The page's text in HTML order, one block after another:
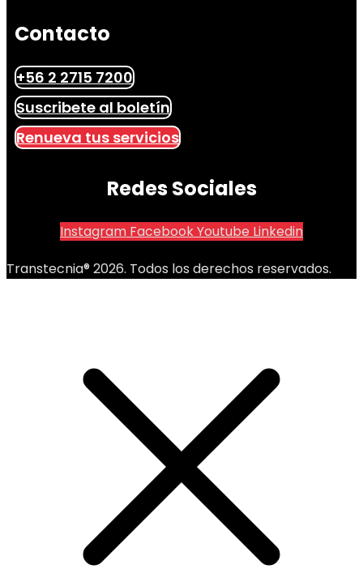
Contacto
+56 2 2715 7200
Suscribete al boletín
Renueva tus servicios
Redes Sociales
Instagram FacebookYoutube Linkedin
Transtecnia® 2026. Todos los derechos reservados.